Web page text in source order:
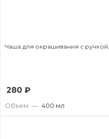
Чаша для окрашивания с ручкой,
280 ₽
Объем — 400 мл